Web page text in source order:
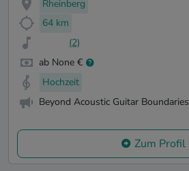
Rheinberg
64 km
(2)
ab None €
Hochzeit
Beyond Acoustic Guitar Boundaries
Zum Profil